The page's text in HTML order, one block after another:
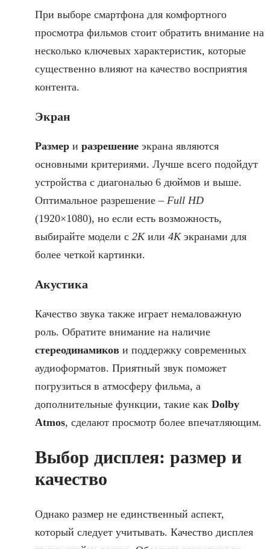
При выборе смартфона для комфортного
просмотра фильмов стоит обратить внимание на
несколько ключевых характеристик, которые
существенно влияют на качество восприятия
контента.
Экран
Размер и разрешение экрана являются
основными критериями. Лучше всего подойдут
устройства с диагональю 6 дюймов и выше.
Оптимальное разрешение – Full HD
(1920×1080), но если есть возможность,
выбирайте модели с 2Kили 4Kэкранами для
более четкой картинки.
Акустика
Качество звука также играет немаловажную
роль. Обратите внимание на наличие
стереодинамиков и поддержку современных
аудиоформатов. Приятный звук поможет
погрузиться в атмосферу фильма, а
дополнительные функции, такие как Dolby
Atmos, сделают просмотр более впечатляющим.
Выбор дисплея: размер и
качество
Однако размер не единственный аспект,
который следует учитывать. Качество дисплея